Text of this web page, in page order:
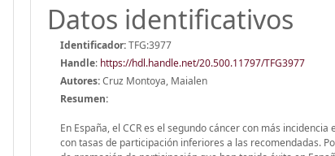
Datos identificativos
Identificador:TFG:3977
Handle: https://hdl.handle.net/20.500.11797/TFG3977
Autores:Cruz Montoya, Maialen
Resumen:
En España, el CCR es el segundo cáncer con más
con tasas de participación inferiores a las recomendadas.